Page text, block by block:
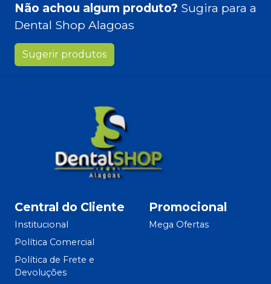
Não achou algum produto? Sugira para a
Dental Shop Alagoas
Sugerir produtos
Central do Cliente
Institucional
Política Comercial
Política de Frete e
Devoluções
Promocional
Mega Ofertas